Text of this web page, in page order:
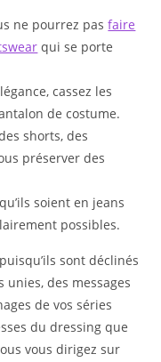
ne pourrez pasfaire
qui se porte
cassez les
de costume.
shorts, des
préserver des
soient en jeans
possibles.
sont déclinés
des messages
de vos séries
du dressing que
vous dirigez sur